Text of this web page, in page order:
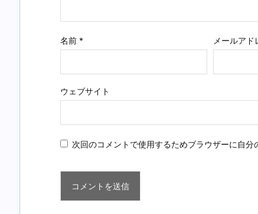
名前 * メールアド
ウェブサイト
次回のコメントで使用するためブラウザーに自分